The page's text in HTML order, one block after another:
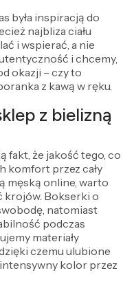
była inspiracją do
najbliza ciału
i wspierać, a nie
i chcemy,
okazji – czy to
z kawą w ręku.
z bielizną
fakt, że jakość tego, co
komfort przez cały
męską online, warto
krojów. Bokserki o
natomiast
podczas
materiały
czemu ulubione
kolor przez